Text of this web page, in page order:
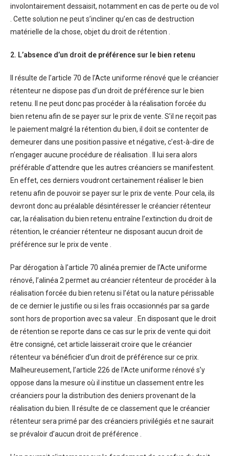
involontairement dessaisit, notamment en cas de perte ou de vol
. Cette solution ne peut s’incliner qu’en cas de destruction
matérielle de la chose, objet du droit de rétention .
2. L’absence d’un droit de préférence sur le bien retenu
Il résulte de l’article 70 de l’Acte uniforme rénové que le créancier
rétenteur ne dispose pas d’un droit de préférence sur le bien
retenu. Il ne peut donc pas procéder à la réalisation forcée du
bien retenu afin de se payer sur le prix de vente. S’il ne reçoit pas
le paiement malgré la rétention du bien, il doit se contenter de
demeurer dans une position passive et négative, c’est-à-dire de
n’engager aucune procédure de réalisation . Il lui sera alors
préférable d’attendre que les autres créanciers se manifestent.
En effet, ces derniers voudront certainement réaliser le bien
retenu afin de pouvoir se payer sur le prix de vente. Pour cela, ils
devront donc au préalable désintéresser le créancier rétenteur
car, la réalisation du bien retenu entraîne l’extinction du droit de
rétention, le créancier rétenteur ne disposant aucun droit de
préférence sur le prix de vente .
Par dérogation à l’article 70 alinéa premier de l’Acte uniforme
rénové, l’alinéa 2 permet au créancier rétenteur de procéder à la
réalisation forcée du bien retenu si l’état ou la nature périssable
de ce dernier le justifie ou si les frais occasionnés par sa garde
sont hors de proportion avec sa valeur . En disposant que le droit
de rétention se reporte dans ce cas sur le prix de vente qui doit
être consigné, cet article laisserait croire que le créancier
rétenteur va bénéficier d’un droit de préférence sur ce prix.
Malheureusement, l’article 226 de l’Acte uniforme rénové s’y
oppose dans la mesure où il institue un classement entre les
créanciers pour la distribution des deniers provenant de la
réalisation du bien. Il résulte de ce classement que le créancier
rétenteur sera primé par des créanciers privilégiés et ne saurait
se prévaloir d’aucun droit de préférence .